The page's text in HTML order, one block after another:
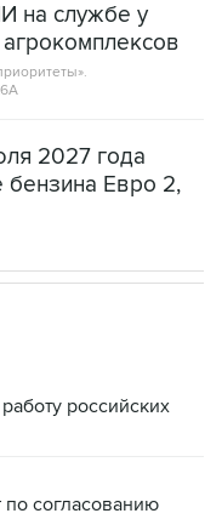
на службе у
2027 года
бензина Евро 2,
российских
согласованию